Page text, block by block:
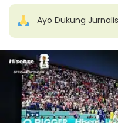
Ayo Dukung